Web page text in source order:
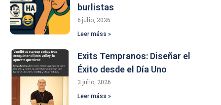
burlistas
6 julio, 2026
Leer máss »
Exits Tempranos: Diseñar el
Éxito desde el Día Uno
3 julio, 2026
Leer máss »